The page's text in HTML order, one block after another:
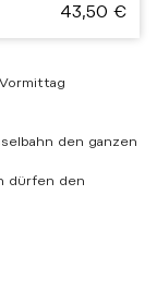
43,50 €
den ganzen
dürfen den